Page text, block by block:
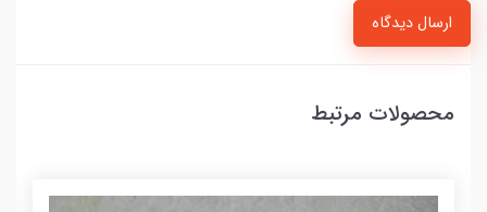
ارسال دیدگاه
محصولات مرتبط